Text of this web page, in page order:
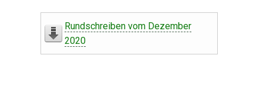
Rundschreiben vom Dezember
2020